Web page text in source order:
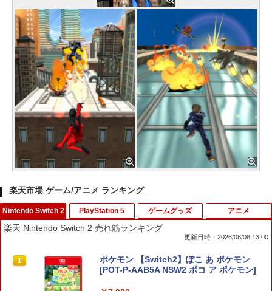
楽天市場 ゲーム/アニメ ランキング
Nintendo Switch 2
楽天 Nintendo Switch 2 売れ筋ランキング
更新日時：2026/08/08 13:00
1
ポケモン 【Switch2】ぽこ あ ポケモン
[POT-P-AAB5A NSW2 ポコ ア ポケモン]
PlayStation 5 ゲームグッズ アニメ